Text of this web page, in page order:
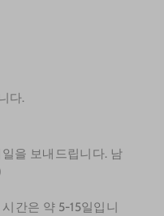
다.
을 보내드립니다. 남
간은 약 5-15일입니